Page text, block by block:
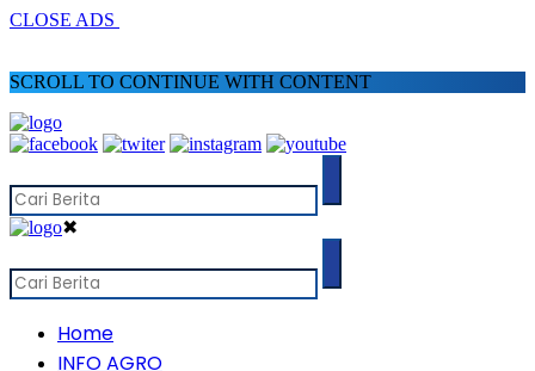
CLOSE ADS
SCROLL TO CONTINUE WITH CONTENT
✖
Home
INFO AGRO